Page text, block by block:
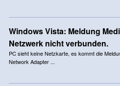
Windows Vista: Meldung
Netzwerk nicht verbunden.
PC sieht keine Netzkarte, es kommt die
Network Adapter ...